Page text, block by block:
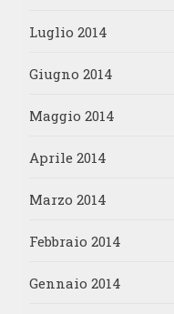
Luglio 2014
Giugno 2014
Maggio 2014
Aprile 2014
Marzo 2014
Febbraio 2014
Gennaio 2014